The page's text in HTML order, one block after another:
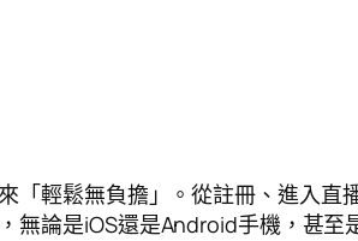
輕鬆無負擔」。從註冊、進入直
無論是iOS還是Android手機，甚至